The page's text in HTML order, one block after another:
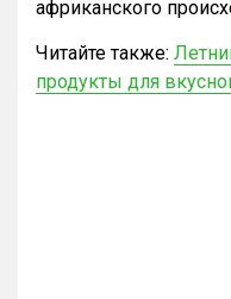
африканского
Читайте также:
продукты для